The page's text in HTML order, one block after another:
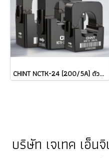
CHINT NCTK-24 (200/5A) ตัวแปลงกระแสแบบถอดประกบ Split Core Current Transformer @ ราคา
บริษัท เจเทค เอ็น